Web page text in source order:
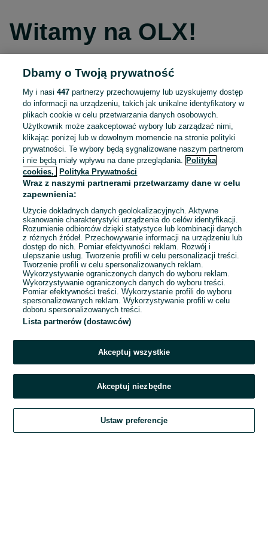
Witamy na OLX!
Kontynuuj przez Facebooka
Kontynuuj przez konto Apple
Kontynuuj przez konto Google
LUB
E-mail
Hasło
Zaloguj się
Kontynuując za pośrednictwem jednego z dostawców wskazanych powyżej,
OLX.pl w jego aktualnym brzmieniu.
Dbamy o Twoją prywatność
My i nasi447 partnerzy przechowujemy lub uzyskujemy dostęp
do informacji na urządzeniu, takich jak unikalne identyfikatory w
plikach cookie w celu przetwarzania danych osobowych.
Użytkownik może zaakceptować wybory lub zarządzać nimi,
klikając poniżej lub w dowolnym momencie na stronie polityki
prywatności. Te wybory będą sygnalizowane naszym partnerom
i nie będą miały wpływu na dane przeglądania.
Polityka
cookies,
Polityka Prywatności
Wraz z naszymi partnerami przetwarzamy dane w celu
zapewnienia:
Użycie dokładnych danych geolokalizacyjnych. Aktywne
skanowanie charakterystyki urządzenia do celów identyfikacji.
Rozumienie odbiorców dzięki statystyce lub kombinacji danych
z różnych źródeł. Przechowywanie informacji na urządzeniu lub
dostęp do nich. Pomiar efektywności reklam. Rozwój i
ulepszanie usług. Tworzenie profili w celu personalizacji treści.
Tworzenie profili w celu spersonalizowanych reklam.
Wykorzystywanie ograniczonych danych do wyboru reklam.
Wykorzystywanie ograniczonych danych do wyboru treści.
Pomiar efektywności treści. Wykorzystanie profili do wyboru
spersonalizowanych reklam. Wykorzystywanie profili w celu
doboru spersonalizowanych treści.
Lista partnerów (dostawców)
Akceptuj wszystkie
Akceptuj niezbędne
Ustaw preferencje